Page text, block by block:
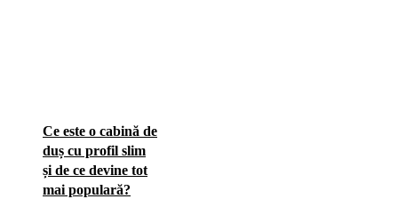
Ce este o cabină de
duș cu profil slim
și de ce devine tot
mai populară?